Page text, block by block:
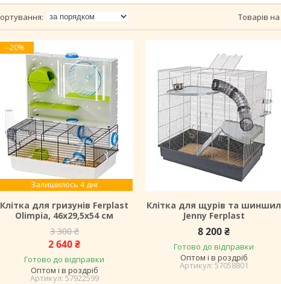
–20%
Залишилось 4 дні
Клітка для гризунів Ferplast
Olimpia, 46х29,5х54 см
3 300 ₴
2 640 ₴
Готово до відправки
Оптом і в роздріб
57922599
Клітка для щурів та шиншил
Jenny Ferplast
8 200 ₴
Готово до відправки
Оптом і в роздріб
57058801